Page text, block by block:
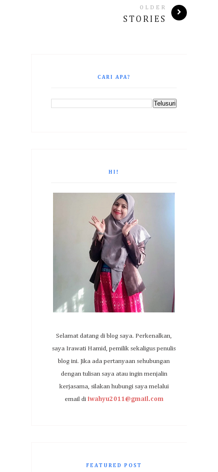
OLDER
STORIES
CARI APA?
HI!
Selamat datang di blog saya. Perkenalkan,
saya Irawati Hamid, pemilik sekaligus penulis
blog ini. Jika ada pertanyaan sehubungan
dengan tulisan saya atau ingin menjalin
kerjasama, silakan hubungi saya melalui
email di iwahyu2011@gmail.com
FEATURED POST